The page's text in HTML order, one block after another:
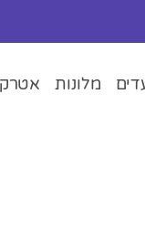
מלונות